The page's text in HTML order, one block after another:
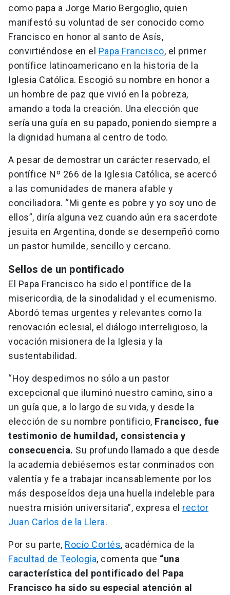
como papa a Jorge Mario Bergoglio, quien
manifestó su voluntad de ser conocido como
Francisco en honor al santo de Asís,
convirtiéndose en el Papa Francisco, el primer
pontífice latinoamericano en la historia de la
Iglesia Católica. Escogió su nombre en honor a
un hombre de paz que vivió en la pobreza,
amando a toda la creación. Una elección que
sería una guía en su papado, poniendo siempre a
la dignidad humana al centro de todo.
A pesar de demostrar un carácter reservado, el
pontífice Nº 266 de la Iglesia Católica, se acercó
a las comunidades de manera afable y
conciliadora. “Mi gente es pobre y yo soy uno de
ellos”, diría alguna vez cuando aún era sacerdote
jesuita en Argentina, donde se desempeñó como
un pastor humilde, sencillo y cercano.
Sellos de un pontificado
El Papa Francisco ha sido el pontífice de la
misericordia, de la sinodalidad y el ecumenismo.
Abordó temas urgentes y relevantes como la
renovación eclesial, el diálogo interreligioso, la
vocación misionera de la Iglesia y la
sustentabilidad.
“Hoy despedimos no sólo a un pastor
excepcional que iluminó nuestro camino, sino a
un guía que, a lo largo de su vida, y desde la
elección de su nombre pontificio, Francisco, fue
testimonio de humildad, consistencia y
consecuencia. Su profundo llamado a que desde
la academia debiésemos estar conminados con
valentía y fe a trabajar incansablemente por los
más desposeídos deja una huella indeleble para
nuestra misión universitaria”, expresa el rector
Juan Carlos de la Llera.
Por su parte, Rocío Cortés, académica de la
Facultad de Teología, comenta que “una
característica del pontificado del Papa
Francisco ha sido su especial atención al